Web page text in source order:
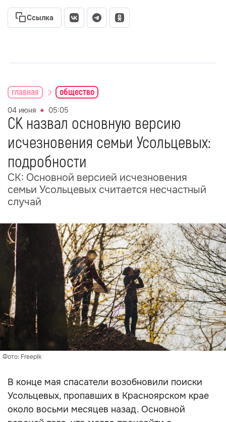
Ссылка
главная общество
04 июня 05:05
СК назвал основную версию
исчезновения семьи Усольцевых:
подробности
СК: Основной версией исчезновения
семьи Усольцевых считается несчастный
случай
Фото: Freepik
В конце мая спасатели возобновили поиски
Усольцевых, пропавших в Красноярском крае
около восьми месяцев назад. Основной